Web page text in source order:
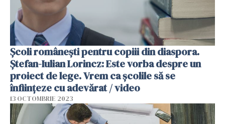
Şcoli românești pentru copiii din diaspora.
Ştefan-Iulian Lorincz: Este vorba despre un
proiect de lege. Vrem ca școlile să se
înființeze cu adevărat / video
13 OCTOMBRIE 2023